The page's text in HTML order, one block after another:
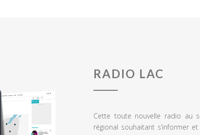
RADIO LAC
Cette toute nouvelle radio au
régional souhaitant s’informer